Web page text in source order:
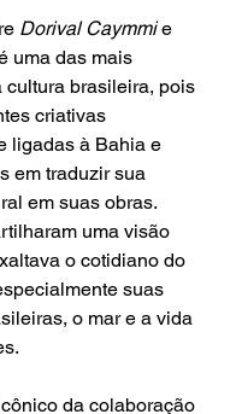
Dorival Caymmi e
uma das mais
cultura brasileira, pois
criativas
ligadas à Bahia e
em traduzir sua
em suas obras.
uma visão
o cotidiano do
suas
o mar e a vida
da colaboração